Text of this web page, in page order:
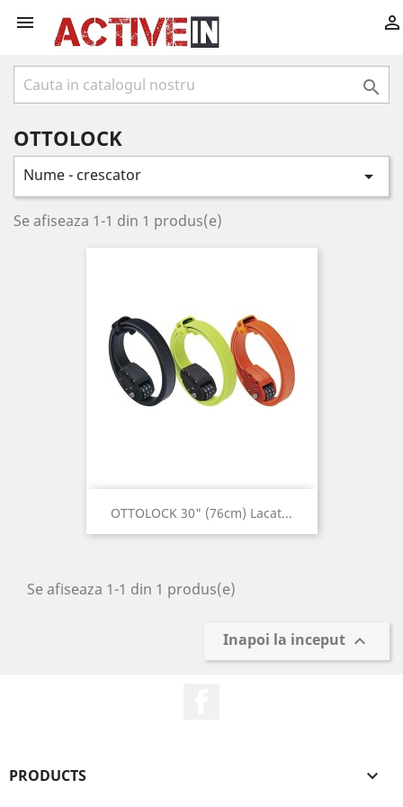
 

OTTOLOCK
Nume - crescator 
Se afiseaza 1-1 din 1 produs(e)
OTTOLOCK 30" (76cm) Lacat...
Se afiseaza 1-1 din 1 produs(e)
Inapoi la inceput 
PRODUCTS 